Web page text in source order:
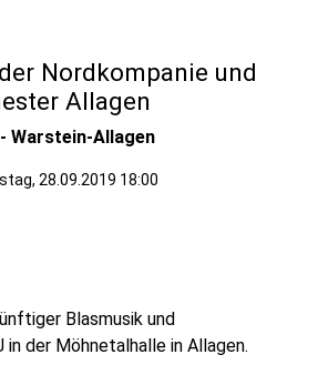
Nordkompanie und
Allagen
Warstein-Allagen
28.09.2019 18:00
Blasmusik und
in der Möhnetalhalle in Allagen.